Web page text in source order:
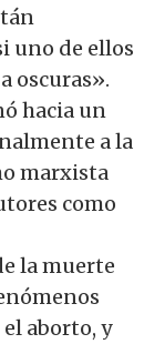
uno de ellos
oscuras».
hacia un
a la
marxista
como
la muerte
aborto, y